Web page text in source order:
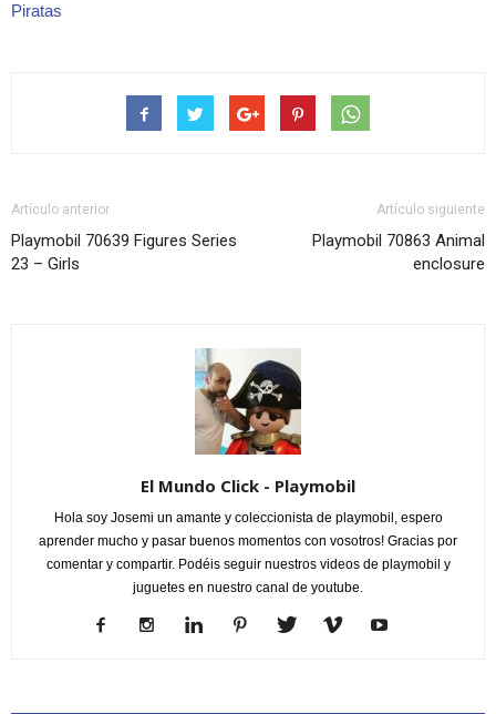
Piratas
Artículo anterior
Playmobil 70639 Figures Series
23 – Girls
Artículo siguiente
Playmobil 70863 Animal
enclosure
El Mundo Click - Playmobil
Hola soy Josemi un amante y coleccionista de playmobil, espero
aprender mucho y pasar buenos momentos con vosotros! Gracias por
comentar y compartir. Podéis seguir nuestros videos de playmobil y
juguetes en nuestro canal de youtube.